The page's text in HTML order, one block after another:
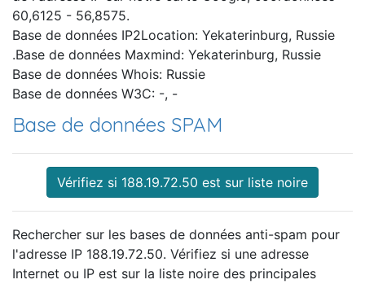
60,6125 - 56,8575.
Base de données IP2Location: Yekaterinburg, Russie
.Base de données Maxmind: Yekaterinburg, Russie
Base de données Whois: Russie
Base de données W3C: -, -
Base de données SPAM
Vérifiez si 188.19.72.50 est sur liste noire
Rechercher sur les bases de données anti-spam pour
l'adresse IP 188.19.72.50. Vérifiez si une adresse
Internet ou IP est sur la liste noire des principales